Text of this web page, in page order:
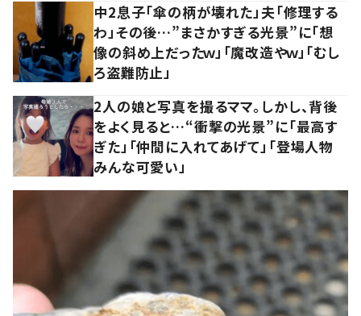
中2息子「傘の柄が壊れた」夫「修理する
わ」その後…”まさかすぎる光景”に「想
像の斜め上だったｗ」「魔改造やｗ」「むし
ろ盗難防止」
2人の娘と写真を撮るママ。しかし、背後
をよく見ると…“衝撃の光景”に「最高す
ぎた」「仲間に入れてあげて」「登場人物
みんな可愛い」